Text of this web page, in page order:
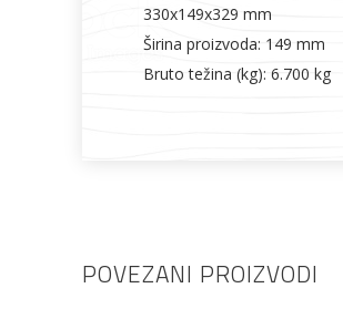
330x149x329 mm
Širina proizvoda: 149 mm
Bruto težina (kg): 6.700 kg
POVEZANI PROIZVODI